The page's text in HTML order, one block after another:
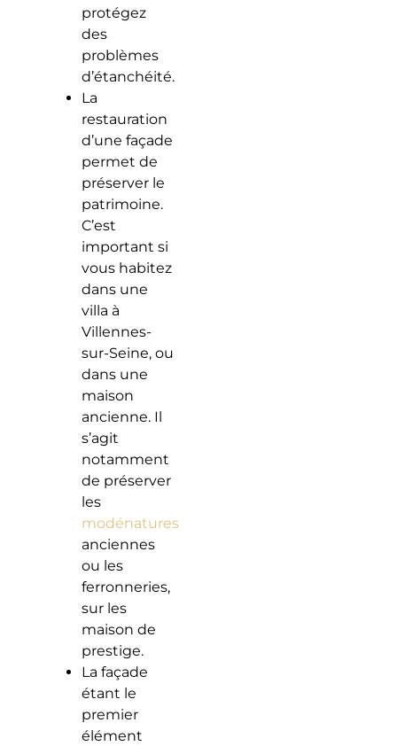
protégez
des
problèmes
d’étanchéité.
La
restauration
d’une façade
permet de
préserver le
patrimoine.
C’est
important si
vous habitez
dans une
villa à
Villennes-
sur-Seine, ou
dans une
maison
ancienne. Il
s’agit
notamment
de préserver
les
modénatures
anciennes
ou les
ferronneries,
sur les
maison de
prestige.
La façade
étant le
premier
élément